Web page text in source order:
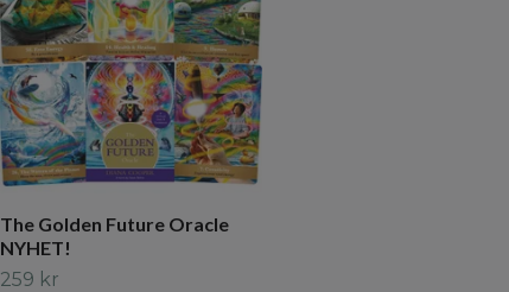
The Golden Future Oracle
NYHET!
259 kr